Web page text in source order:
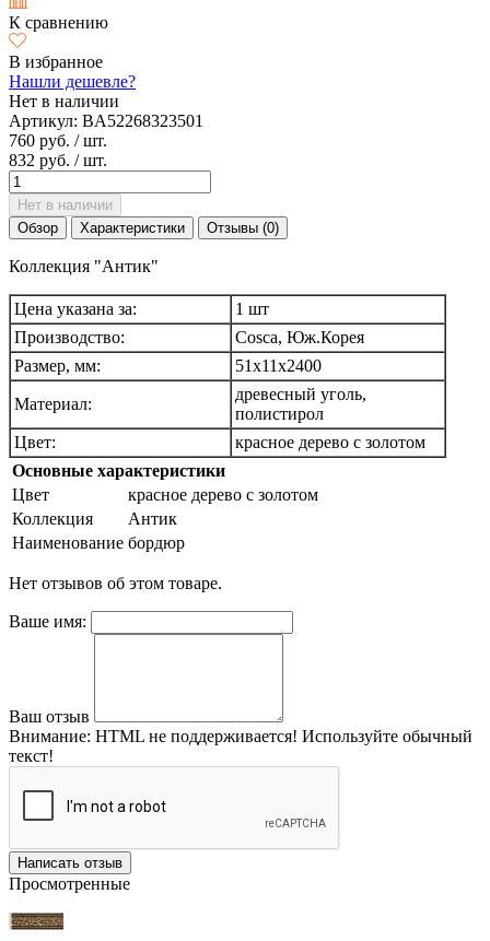
К сравнению
В избранное
Нашли дешевле?
Нет в наличии
Артикул: BA52268323501
760 руб. / шт.
832 руб. / шт.
Нет в наличии
Обзор
Характеристики Отзывы (0)
Коллекция "Антик"
Цена указана за:
1 шт
Производство:
Cosca, Юж.Корея
Размер, мм:
51х11х2400
Материал:
древесный уголь,
полистирол
Цвет:
красное дерево с золотом
Основные характеристики
Цвет
красное дерево с золотом
Коллекция
Антик
Наименование бордюр
Нет отзывов об этом товаре.
Ваше имя:
Ваш отзыв
Внимание: HTML не поддерживается! Используйте обычный
текст!
Написать отзыв
Просмотренные